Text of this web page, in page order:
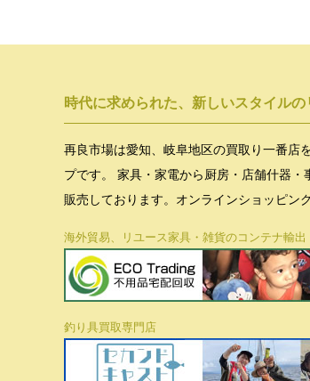
時代に求められた、新しいスタイル
再良市場は愛知、岐阜地区の買取り一番店
プです。 家具・家電から厨房・店舗什器・
販売しております。オンラインショッピン
海外貿易、リユース家具・雑貨のコンテナ輸出
釣り具買取専門店